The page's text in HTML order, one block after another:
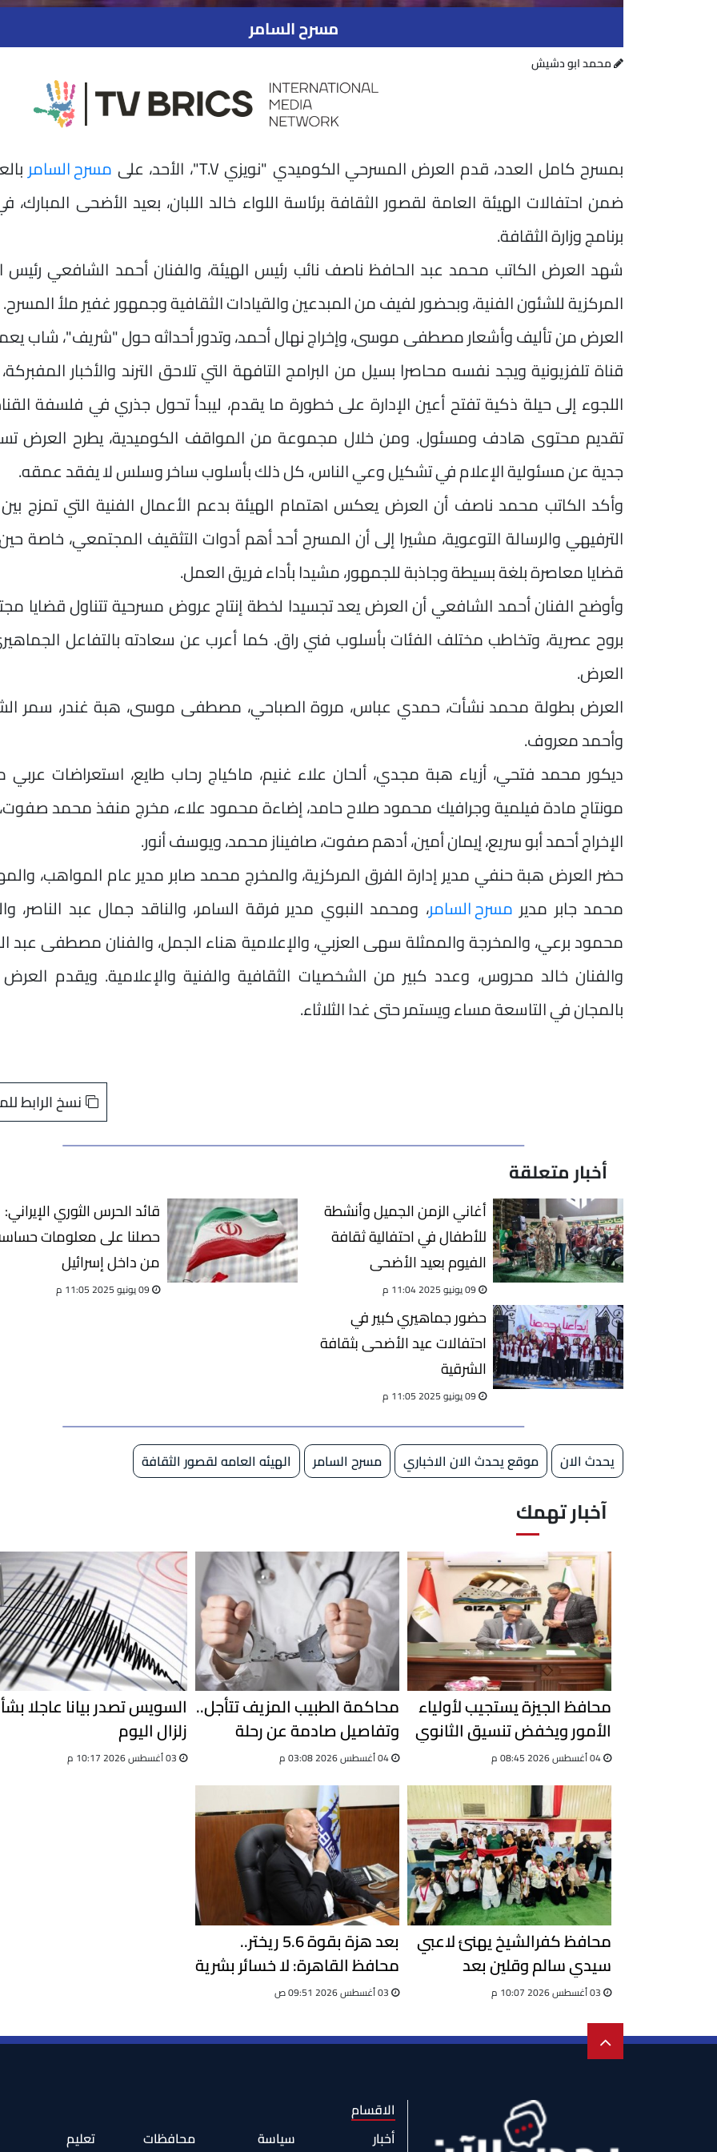
مسرح السامر
محمد ابو دشيش
بمسرح كامل العدد، قدم العرض المسرحي الكوميدي "نويزي T.V"، الأحد، على مسرح السامر
ضمن احتفالات الهيئة العامة لقصور الثقافة برئاسة اللواء خالد اللبان، بعيد الأضحى المبارك،
برنامج وزارة الثقافة.
شهد العرض الكاتب محمد عبد الحافظ ناصف نائب رئيس الهيئة، والفنان أحمد الشافعي رئيس
المركزية للشئون الفنية، وبحضور لفيف من المبدعين والقيادات الثقافية وجمهور غفير ملأ المسرح.
العرض من تأليف وأشعار مصطفى موسى، وإخراج نهال أحمد، وتدور أحداثه حول "شريف"، شاب
قناة تلفزيونية ويجد نفسه محاصرا بسيل من البرامج التافهة التي تلاحق الترند والأخبار
اللجوء إلى حيلة ذكية تفتح أعين الإدارة على خطورة ما يقدم، ليبدأ تحول جذري في فلسفة
تقديم محتوى هادف ومسئول. ومن خلال مجموعة من المواقف الكوميدية، يطرح العرض
جدية عن مسئولية الإعلام في تشكيل وعي الناس، كل ذلك بأسلوب ساخر وسلس لا يفقد عمقه.
وأكد الكاتب محمد ناصف أن العرض يعكس اهتمام الهيئة بدعم الأعمال الفنية التي تمزج بين
الترفيهي والرسالة التوعوية، مشيرا إلى أن المسرح أحد أهم أدوات التثقيف المجتمعي، خاصة
قضايا معاصرة بلغة بسيطة وجاذبة للجمهور، مشيدا بأداء فريق العمل.
وأوضح الفنان أحمد الشافعي أن العرض يعد تجسيدا لخطة إنتاج عروض مسرحية تتناول قضايا
بروح عصرية، وتخاطب مختلف الفئات بأسلوب فني راق. كما أعرب عن سعادته بالتفاعل
العرض.
العرض بطولة محمد نشأت، حمدي عباس، مروة الصباحي، مصطفى موسى، هبة غندر، سمر
وأحمد معروف.
ديكور محمد فتحي، أزياء هبة مجدي، ألحان علاء غنيم، ماكياج رحاب طايع، استعراضات عربي
مونتاج مادة فيلمية وجرافيك محمود صلاح حامد، إضاءة محمود علاء، مخرج منفذ محمد
الإخراج أحمد أبو سريع، إيمان أمين، أدهم صفوت، صافيناز محمد، ويوسف أنور.
حضر العرض هبة حنفي مدير إدارة الفرق المركزية، والمخرج محمد صابر مدير عام المواهب،
محمد جابر مدير مسرح السامر، ومحمد النبوي مدير فرقة السامر، والناقد جمال عبد الناصر،
محمود برعي، والمخرجة والممثلة سهى العزبي، والإعلامية هناء الجمل، والفنان مصطفى عبد
والفنان خالد محروس، وعدد كبير من الشخصيات الثقافية والفنية والإعلامية. ويقدم العرض
بالمجان في التاسعة مساء ويستمر حتى غدا الثلاثاء.
نسخ الرابط
أخبار متعلقة
أغاني الزمن الجميل وأنشطة
للأطفال في احتفالية ثقافة
الفيوم بعيد الأضحى
قائد الحرس الثوري الإيراني:
حصلنا على معلومات
من داخل إسرائيل
09 يونيو 2025 11:05 م
حضور جماهيري كبير في
احتفالات عيد الأضحى بثقافة
الشرقية
يحدث الان موقع يحدث الان الاخباري مسرح السامر الهيئه العامه لقصور الثقافة
آخبار تهمك
محافظ الجيزة يستجيب لأولياء
الأمور ويخفض تنسيق الثانوي
العام
محاكمة الطبيب المزيف تتأجل..
وتفاصيل صادمة عن رحلة
التزوير
السويس تصدر بيانا عاجلا
زلزال اليوم
محافظ كفرالشيخ يهنئ لاعبي
سيدي سالم وقلين بعد
اختيارهم لاختبارات المنتخب
بعد هزة بقوة 5.6 ريختر..
محافظ القاهرة: لا خسائر بشرية
واستعداد كامل للطوارئ
الاقسام
أخبار
سياسة محافظات تعليم